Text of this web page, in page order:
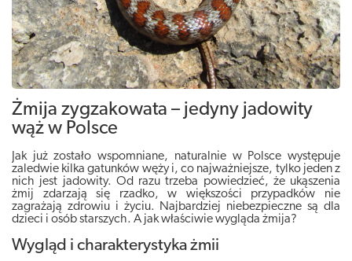
Żmija zygzakowata – jedyny jadowity
wąż w Polsce
Jak już zostało wspomniane, naturalnie w Polsce występuje
zaledwie kilka gatunków węży i, co najważniejsze, tylko jeden z
nich jest jadowity. Od razu trzeba powiedzieć, że ukąszenia
żmij zdarzają się rzadko, w większości przypadków nie
zagrażają zdrowiu i życiu. Najbardziej niebezpieczne są dla
dzieci i osób starszych. A jak właściwie wygląda żmija?
Wygląd i charakterystyka żmii